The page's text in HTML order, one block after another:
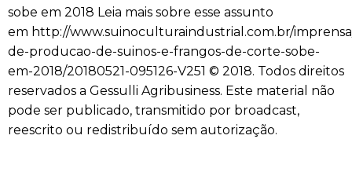
sobe em 2018 Leia mais sobre esse assunto
em http://www.suinoculturaindustrial.com.br/
de-producao-de-suinos-e-frangos-de-corte-sobe-
em-2018/20180521-095126-V251 © 2018. Todos direitos
reservados a Gessulli Agribusiness. Este material não
pode ser publicado, transmitido por broadcast,
reescrito ou redistribuído sem autorização.